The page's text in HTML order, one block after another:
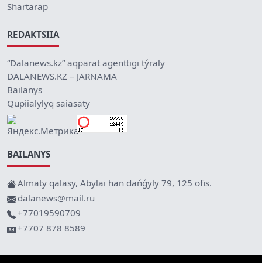
Shartarap
REDAKTSIIA
“Dalanews.kz” aqparat agenttigi týraly
DALANEWS.KZ – JARNAMA
Bailanys
Qupiialylyq saiasaty
BAILANYS
Almaty qalasy, Abylai han dańǵyly 79, 125 ofis.
dalanews@mail.ru
+77019590709
+7707 878 8589